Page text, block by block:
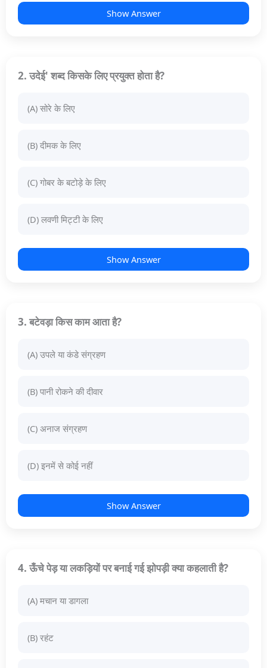
Show Answer
2. उदेई' शब्द किसके लिए प्रयुक्त होता है?
(A) सोरे के लिए
(B) दीमक के लिए
(C) गोबर के बटोड़े के लिए
(D) लवणी मिट्टी के लिए
Show Answer
3. बटेवड़ा किस काम आता है?
(A) उपले या कंडे संग्रहण
(B) पानी रोकने की दीवार
(C) अनाज संग्रहण
(D) इनमें से कोई नहीं
Show Answer
4. ऊँचे पेड़ या लकड़ियों पर बनाई गई झोपड़ी क्या कहलाती है?
(A) मचान या डागला
(B) रहंट